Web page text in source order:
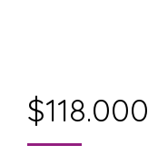
$118.000